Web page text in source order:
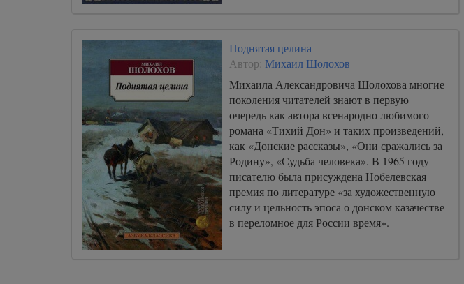
Поднятая целина
Автор: Михаил Шолохов
Михаила Александровича Шолохова многие
поколения читателей знают в первую
очередь как автора всенародно любимого
романа «Тихий Дон» и таких произведений,
как «Донские рассказы», «Они сражались за
Родину», «Судьба человека». В 1965 году
писателю была присуждена Нобелевская
премия по литературе «за художественную
силу и цельность эпоса о донском казачестве
в переломное для России время».